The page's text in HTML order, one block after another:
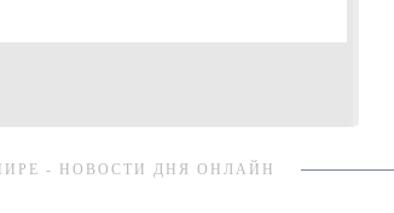
- НОВОСТИ ДНЯ ОНЛАЙН